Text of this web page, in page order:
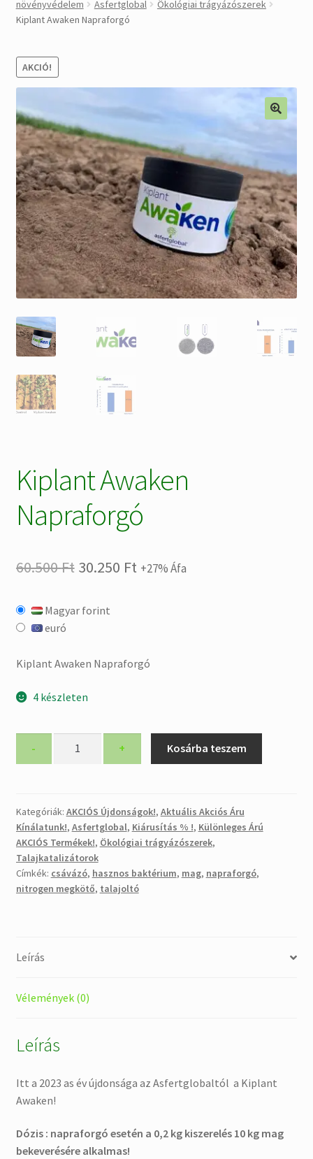
Alkatrészek
Kiárusítás % !
AKCIÓS Újdonságok!
növényvédelem
Asfertglobal
Ökológiai trágyázószerek
Kiplant Awaken Napraforgó
AKCIÓ!
Kiplant Awaken
Napraforgó
60.500Ft Original
was:
30.250 FtCurrent
+27% Áfa
Magyar forint
euró
Kiplant Awaken Napraforgó
4 készleten
- + Kosárba teszem
Kategóriák: AKCIÓS Újdonságok!, Aktuális Akciós Áru
Kínálatunk!, Asfertglobal, Kiárusítás % !, Különleges Árú
AKCIÓS Termékek!, Ökológiai trágyázószerek,
Talajkatalizátorok
Címkék: csávázó, hasznos baktérium, mag, napraforgó,
nitrogen megkötő, talajoltó
Leírás
Vélemények (0)
Leírás
Itt a 2023 as év újdonsága az Asfertglobaltól a Kiplant
Awaken!
Dózis : napraforgó esetén a 0,2 kg kiszerelés 10 kg mag
bekeverésére alkalmas!